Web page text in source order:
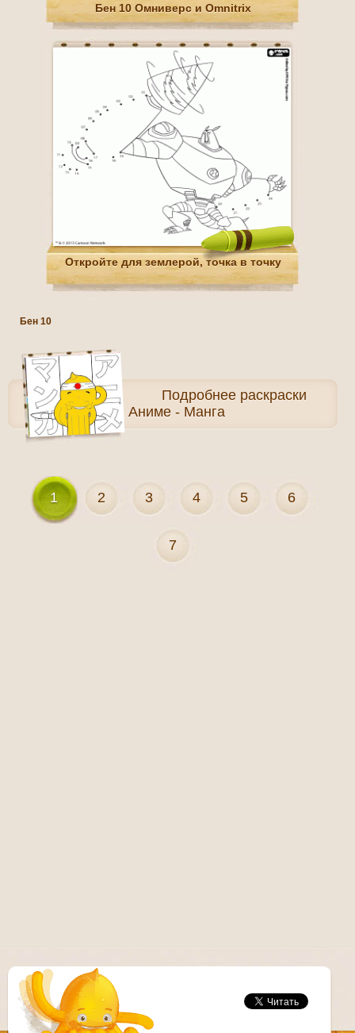
Бен 10 Омниверс и Omnitrix
Откройте для землерой, точка в точку
Бен 10
Подробнее раскраски
Аниме - Манга
1 2 3 4 5 6
7